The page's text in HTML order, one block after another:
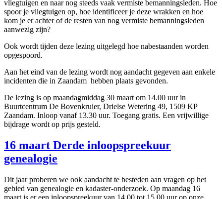
vliegtuigen en naar nog steeds vaak vermiste bemanningsleden. Hoe
spoor je vliegtuigen op, hoe identificeer je deze wrakken en hoe
kom je er achter of de resten van nog vermiste bemanningsleden
aanwezig zijn?
Ook wordt tijden deze lezing uitgelegd hoe nabestaanden worden
opgespoord.
Aan het eind van de lezing wordt nog aandacht gegeven aan enkele
incidenten die in Zaandam hebben plaats gevonden.
De lezing is op maandagmiddag 30 maart om 14.00 uur in
Buurtcentrum De Bovenkruier, Drielse Wetering 49, 1509 KP
Zaandam. Inloop vanaf 13.30 uur. Toegang gratis. Een vrijwillige
bijdrage wordt op prijs gesteld.
16 maart Derde inloopspreekuur
genealogie
Dit jaar proberen we ook aandacht te besteden aan vragen op het
gebied van genealogie en kadaster-onderzoek. Op maandag 16
maart is er een inloopspreekuur van 14.00 tot 15.00 uur op onze